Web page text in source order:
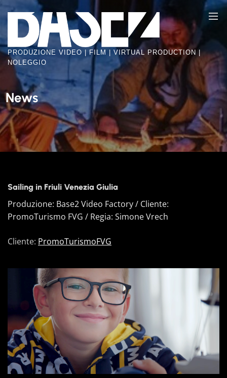
Skip
to
the
content
BASE2
VIDEO
FACTORY
PRODUZIONE VIDEO | FILM | VIRTUAL PRODUCTION |
NOLEGGIO
News
Sailing in Friuli Venezia Giulia
Produzione: Base2 Video Factory / Cliente:
PromoTurismo FVG / Regia: Simone Vrech
Cliente: PromoTurismoFVG